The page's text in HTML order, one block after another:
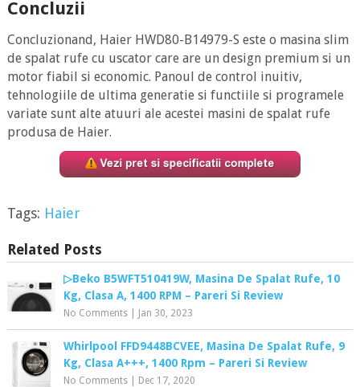
Concluzii
Concluzionand, Haier HWD80-B14979-S este o masina slim
de spalat rufe cu uscator care are un design premium si un
motor fiabil si economic. Panoul de control inuitiv,
tehnologiile de ultima generatie si functiile si programele
variate sunt alte atuuri ale acestei masini de spalat rufe
produsa de Haier.
Tags: Haier
Related Posts
▷Beko B5WFT510419W, Masina De Spalat Rufe, 10
Kg, Clasa A, 1400 RPM – Pareri Si Review
No Comments| Jan 30, 2023
Whirlpool FFD9448BCVEE, Masina De Spalat Rufe, 9
Kg, Clasa A+++, 1400 Rpm – Pareri Si Review
No Comments| Dec 17, 2020